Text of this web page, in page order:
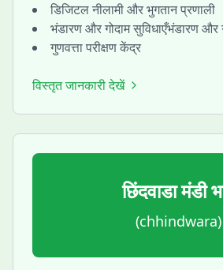
डिजिटल नीलामी और भुगतान प्रणाली
भंडारण और गोदाम सुविधाएँभंडारण और
गुणवत्ता परीक्षण केंद्र
विस्तृत जानकारी देखें
छिंदवाडामंडी
(chhindwara)